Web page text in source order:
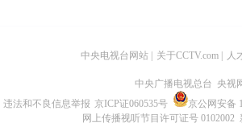
中央电视台网站 关于CCTV.com 人
中央广播电视总台 央视
违法和不良信息举报 京ICP证060535号
京公网安备
网上传播视听节目许可证号 0102002